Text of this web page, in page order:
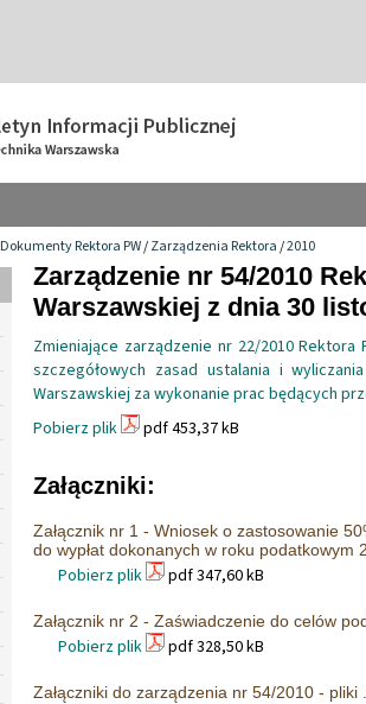
Dokumenty Rektora PW/Zarządzenia Rektora/2010
Zarządzenie nr 54/2010
Warszawskiej z dnia 30
Zmieniające zarządzenie nr 22/2010
szczegółowych zasad ustalania i
Warszawskiej za wykonanie prac będących
Pobierz plik
pdf 453,37 kB
Załączniki:
Załącznik nr 1 - Wniosek o zastosowanie
do wypłat dokonanych w roku podatkowym
Pobierz plik pdf 347,60 kB
Załącznik nr 2 - Zaświadczenie do celów
Pobierz plik pdf 328,50 kB
Załączniki do zarządzenia nr 54/2010 - pliki